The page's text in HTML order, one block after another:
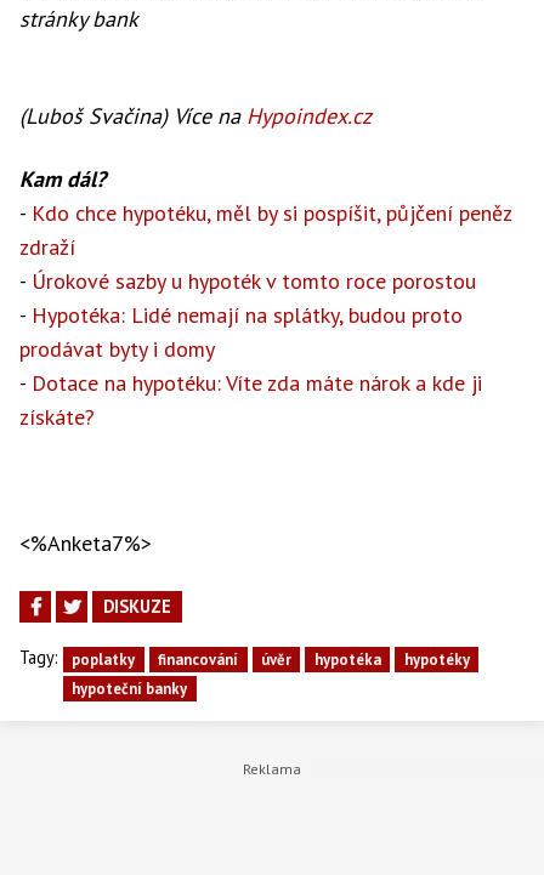
stránky bank
(Luboš Svačina) Více na Hypoindex.cz
Kam dál?
- Kdo chce hypotéku, měl by si pospíšit, půjčení peněz
zdraží
- Úrokové sazby u hypoték v tomto roce porostou
- Hypotéka: Lidé nemají na splátky, budou proto
prodávat byty i domy
- Dotace na hypotéku: Víte zda máte nárok a kde ji
získáte?
<%Anketa7%>
DISKUZE
Tagy: poplatky financování úvěr hypotéka
hypotéky
hypoteční banky